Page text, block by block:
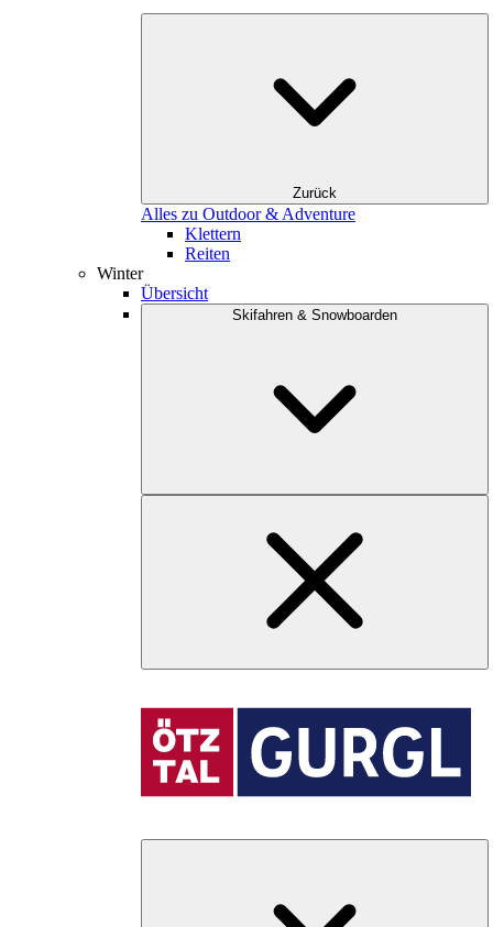
Zurück
Alles zu Outdoor & Adventure
Klettern
Reiten
Winter
Übersicht
Skifahren & Snowboarden